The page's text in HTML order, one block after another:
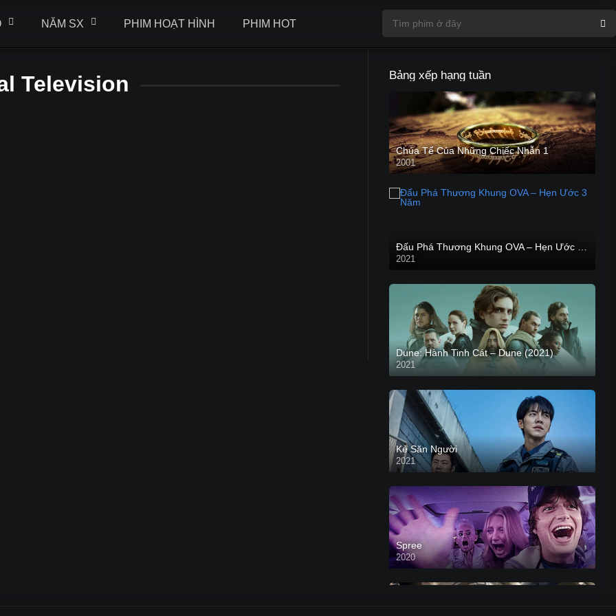
NĂM SX PHIM HOẠT HÌNH PHIM HOT
Television Bảng xếp hạng tuần
Chúa Tể Của Những Chiếc Nhẫn 1
2001
2021
Dune: Hành Tinh Cát – Dune (2021)
2021
HD VIETSUB
Kẻ Săn Người
2021
Spree
2020